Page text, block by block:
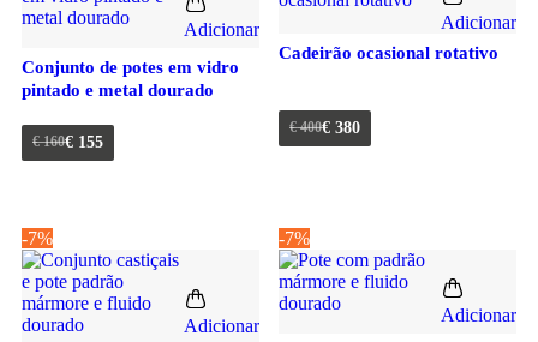
Adicionar
Conjunto de potes em vidro
pintado e metal dourado
€160€ 155
Adicionar
Cadeirão ocasional rotativo
€400€ 380
-7%
Adicionar
-7%
Adicionar